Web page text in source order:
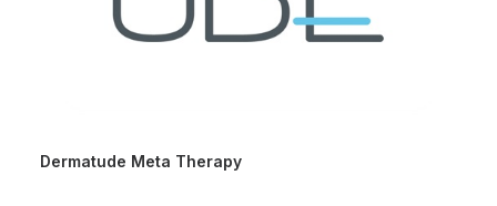
Dermatude Meta Therapy